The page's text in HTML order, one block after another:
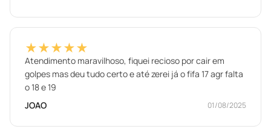
★★★★★
Atendimento maravilhoso, fiquei recioso por cair em
golpes mas deu tudo certo e até zerei já o fifa 17 agr falta
o 18 e 19
JOAO
01/08/2025